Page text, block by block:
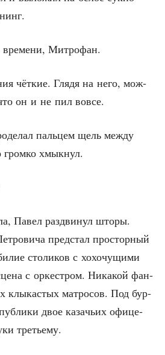
Митрофан.
чёт­кие. Гля­дя на него, мож­
он и не пил вовсе.
паль­цем щель меж­ду
хмыкнул.
Павел раз­дви­нул што­ры.
пред­стал про­стор­ный
сто­ли­ков с хохо­чу­щи­ми
с оркест­ром. Ника­кой фан­
клы­ка­стых мат­ро­сов. Под бур­
двое каза­чьих офи­це­
третьему.